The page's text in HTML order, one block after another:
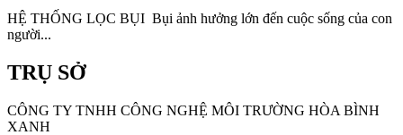
HỆ THỐNG LỌC BỤI Bụi ảnh hưởng lớn đến cuộc sống của con
người...
TRỤ SỞ
CÔNG TY TNHH CÔNG NGHỆ MÔI TRƯỜNG HÒA BÌNH
XANH